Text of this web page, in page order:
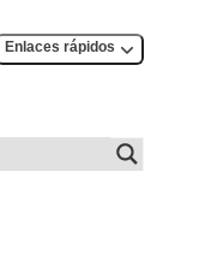
Enlaces rápidos